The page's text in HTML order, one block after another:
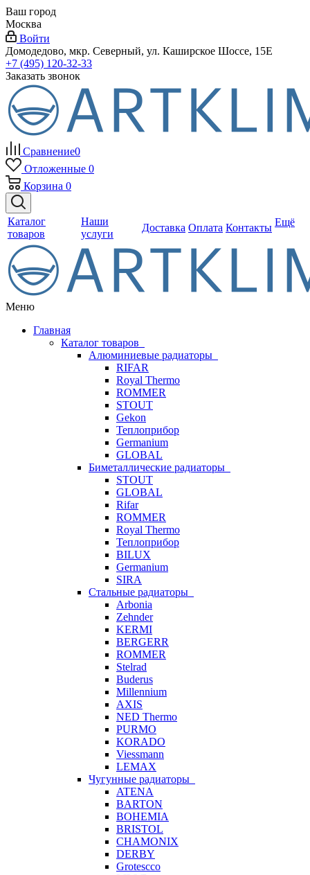
Ваш город
Москва
Войти
Домодедово, мкр. Северный, ул. Каширское Шоссе, 15Е
+7 (495) 120-32-33
Заказать звонок
Сравнение0
Отложенные 0
Корзина 0
Каталог
товаров
Наши
услуги
Доставка Оплата Контакты Ещё
Меню
Главная
Каталог товаров
Алюминиевые радиаторы
RIFAR
Royal Thermo
ROMMER
STOUT
Gekon
Теплоприбор
Germanium
GLOBAL
Биметаллические радиаторы
STOUT
GLOBAL
Rifar
ROMMER
Royal Thermo
Теплоприбор
BILUX
Germanium
SIRA
Стальные радиаторы
Arbonia
Zehnder
KERMI
BERGERR
ROMMER
Stelrad
Buderus
Millennium
AXIS
NED Thermo
PURMO
KORADO
Viessmann
LEMAX
Чугунные радиаторы
ATENA
BARTON
BOHEMIA
BRISTOL
CHAMONIX
DERBY
Grotescco